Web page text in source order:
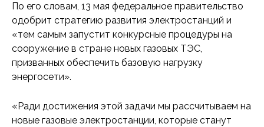
По его словам, 13 мая федеральное правительство
одобрит стратегию развития электростанций и
«тем самым запустит конкурсные процедуры на
сооружение в стране новых газовых ТЭС,
призванных обеспечить базовую нагрузку
энергосети».
«Ради достижения этой задачи мы рассчитываем на
новые газовые электростанции, которые станут